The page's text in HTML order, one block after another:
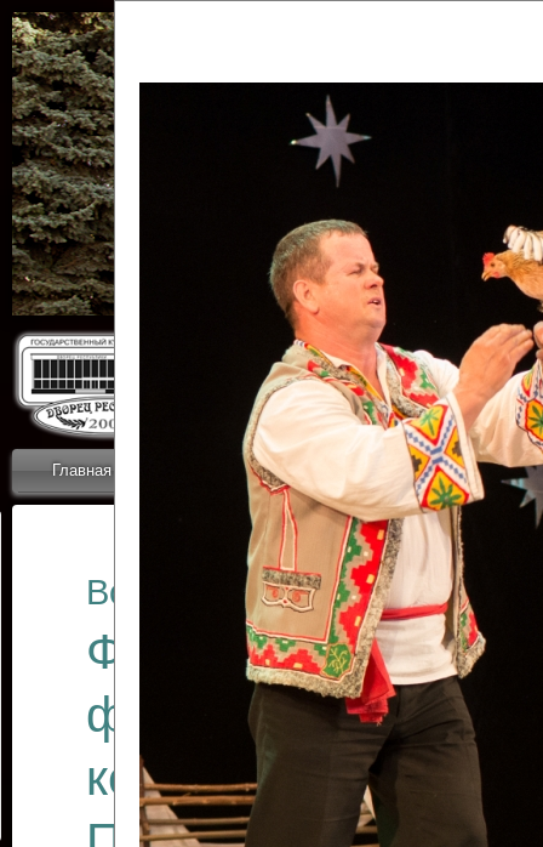
Главная Приветствие Коллективы Новости
ОТЧЕТЫ ГКЦ
Все отчеты
Финал
фестиваля
коллективов